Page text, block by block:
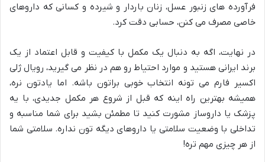
فرآورده های زنبور عسل، زنان باردار و شیرده و کسانی که داروهای
خاصی مصرف می کنن، حسابی دقت کرد.
در نهایت، اگه به دنبال یک مکمل با کیفیت و قابل اعتماد از یک
برند ایرانی هستید و موارد احتیاط رو هم در نظر می گیرید، رویال ژلی
اکسیر فارم می تونه انتخاب خوبی براتون باشه. اما یادتون نره،
همیشه بهترین راه اینه که قبل از شروع هر مکمل جدیدی، با یه
پزشک یا داروساز مشورت کنید تا مطمئن بشید برای شما مناسبه و
تداخلی با وضعیت سلامتی یا داروهای دیگه تون نداره. سلامتی شما
از هر چیزی مهم تره!